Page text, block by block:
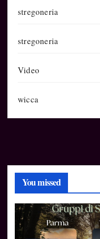
stregoneria
stregoneria
Video
wicca
You missed